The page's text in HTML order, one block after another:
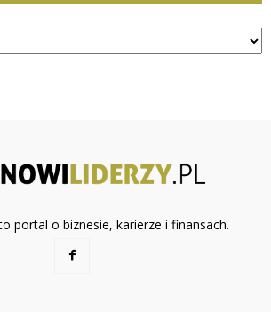
portal o biznesie, karierze i finansach.